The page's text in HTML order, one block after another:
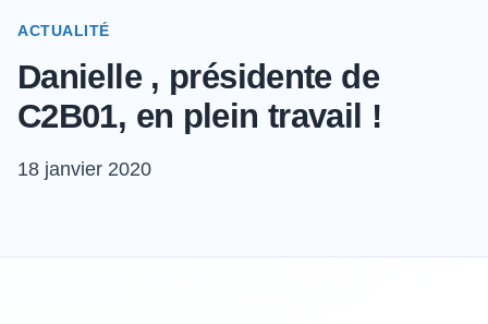
ACTUALITÉ
Danielle , présidente de
C2B01, en plein travail !
18 janvier 2020